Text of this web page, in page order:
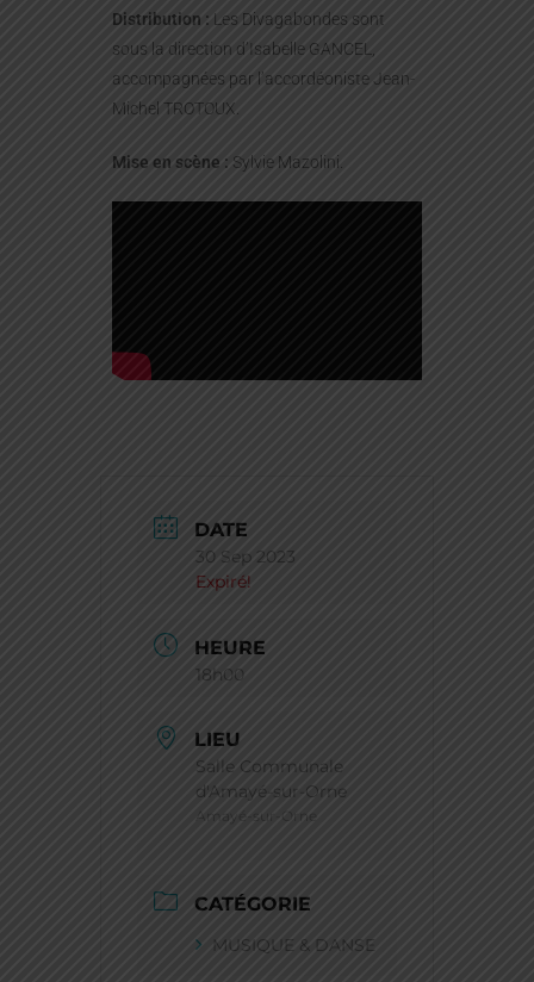
Distribution : Les Divagabondes sont
sous la direction d’Isabelle GANCEL,
accompagnées par l’accordéoniste Jean-
Michel TROTOUX.
Mise en scène : Sylvie Mazolini.
DATE
30 Sep 2023
Expiré!
HEURE
18h00
LIEU
Salle Communale
d'Amayé-sur-Orne
Amayé-sur-Orne
CATÉGORIE
MUSIQUE & DANSE